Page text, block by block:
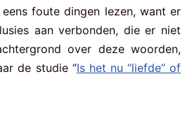
foute dingen lezen, want er
aan verbonden, die er niet
over deze woorden,
de studie “Is het nu “liefde” of